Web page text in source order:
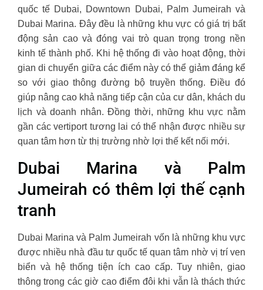
quốc tế Dubai, Downtown Dubai, Palm Jumeirah và
Dubai Marina. Đây đều là những khu vực có giá trị bất
động sản cao và đóng vai trò quan trọng trong nền
kinh tế thành phố. Khi hệ thống đi vào hoạt động, thời
gian di chuyển giữa các điểm này có thể giảm đáng kể
so với giao thông đường bộ truyền thống. Điều đó
giúp nâng cao khả năng tiếp cận của cư dân, khách du
lịch và doanh nhân. Đồng thời, những khu vực nằm
gần các vertiport tương lai có thể nhận được nhiều sự
quan tâm hơn từ thị trường nhờ lợi thế kết nối mới.
Dubai Marina và Palm
Jumeirah có thêm lợi thế cạnh
tranh
Dubai Marina và Palm Jumeirah vốn là những khu vực
được nhiều nhà đầu tư quốc tế quan tâm nhờ vị trí ven
biển và hệ thống tiện ích cao cấp. Tuy nhiên, giao
thông trong các giờ cao điểm đôi khi vẫn là thách thức